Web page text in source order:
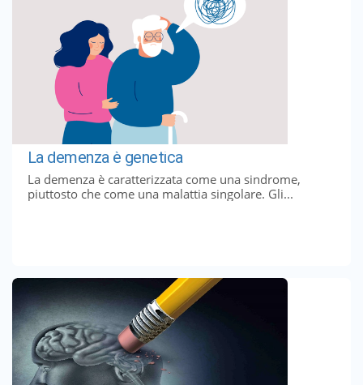
La demenza è genetica
La demenza è caratterizzata come una sindrome,
piuttosto che come una malattia singolare. Gli...